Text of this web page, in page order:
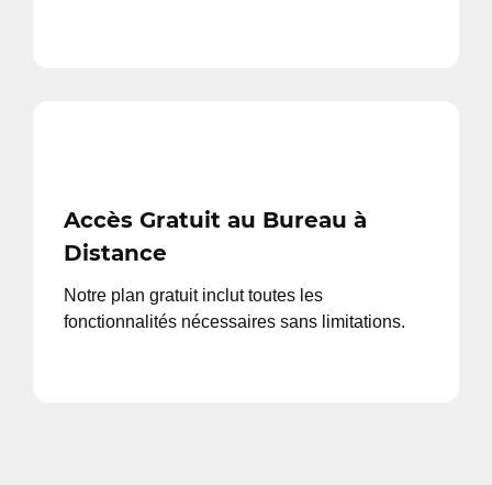
Accès Gratuit au Bureau à
Distance
Notre plan gratuit inclut toutes les
fonctionnalités nécessaires sans limitations.